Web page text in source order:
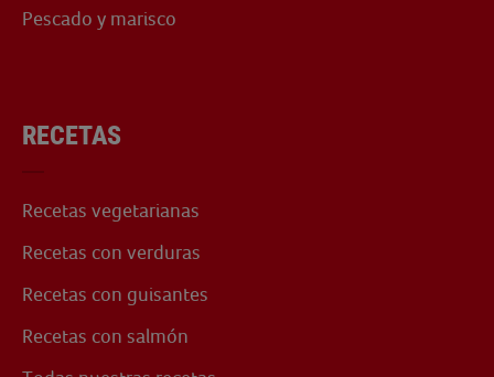
Pescado y marisco
RECETAS
Recetas vegetarianas
Recetas con verduras
Recetas con guisantes
Recetas con salmón